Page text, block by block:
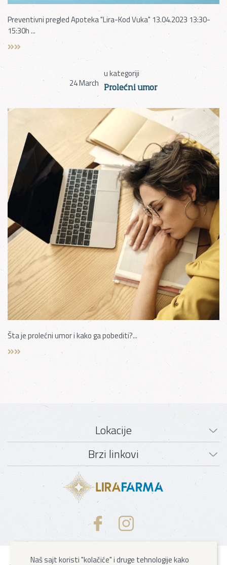
Preventivni pregled Apoteka "Lira-Kod Vuka" 13.04.2023 13:30-
15:30h ...
24March
u kategoriji
Prolećni umor
Šta je prolećni umor i kako ga pobediti?...
Lokacije
Brzi linkovi
Valjevo Beograd
Naš sajt koristi "kolačiće" i druge tehnologije kako